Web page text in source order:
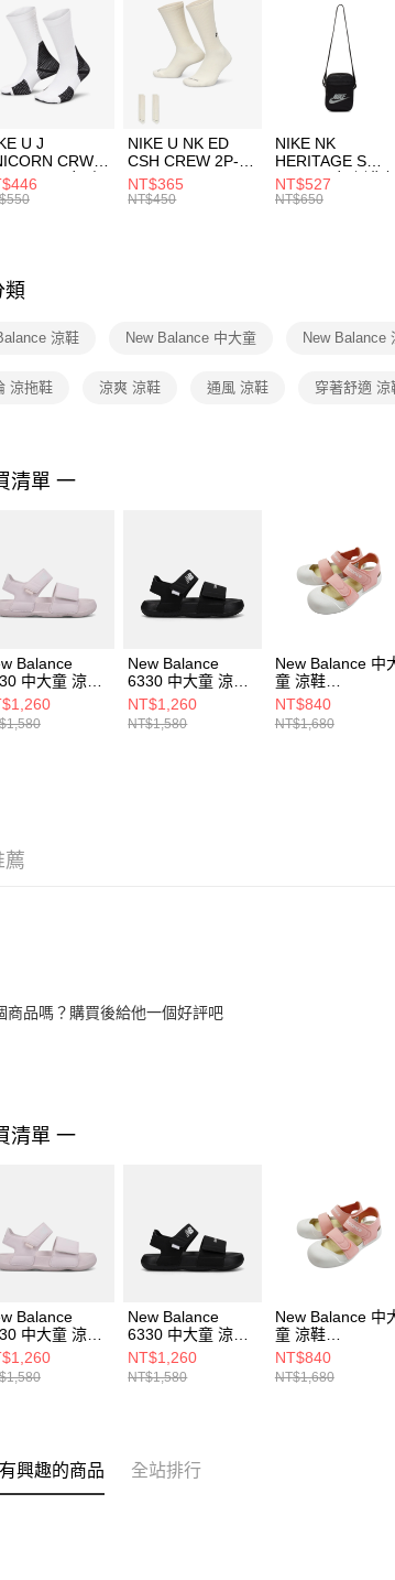
U J
CRW
-160 男女 中
FZ3393100
NIKE U NK ED
CSH CREW 2P-
144 EMBRDY 男
女 短統襪
NT$365
NT$450
NIKE NK
HERITAGE S
SMIT 男女 側背包
BA5871010
NT$527
NT$650
類
涼鞋 New Balance 中大童 New Balance
涼拖鞋 涼爽 涼鞋 通風 涼鞋 穿著舒適 涼
清單 一
Balance
中大童 涼鞋
M
New Balance
6330 中大童 涼鞋
Y63305RP-M
NT$1,260
NT$1,580
New Balance 中
童 涼鞋
SYA809U3-M
NT$840
NT$1,680
薦
商品嗎？購買後給他一個好評吧
清單 一
Balance
中大童 涼鞋
M
New Balance
6330 中大童 涼鞋
Y63305RP-M
NT$1,260
NT$1,580
New Balance 中
童 涼鞋
SYA809U3-M
NT$840
NT$1,680
興趣的商品 全站排行